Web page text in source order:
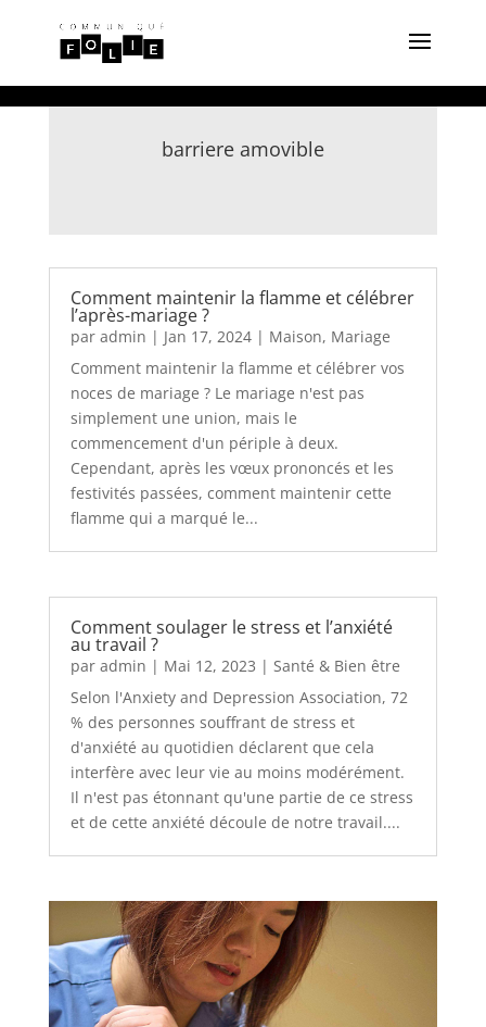
barriere amovible
Comment maintenir la flamme et célébrer
l’après-mariage ?
par admin | Jan 17, 2024| Maison, Mariage
Comment maintenir la flamme et célébrer vos
noces de mariage ? Le mariage n'est pas
simplement une union, mais le
commencement d'un périple à deux.
Cependant, après les vœux prononcés et les
festivités passées, comment maintenir cette
flamme qui a marqué le...
Comment soulager le stress et l’anxiété
au travail ?
par admin | Mai 12, 2023 | Santé & Bien être
Selon l'Anxiety and Depression Association, 72
% des personnes souffrant de stress et
d'anxiété au quotidien déclarent que cela
interfère avec leur vie au moins modérément.
Il n'est pas étonnant qu'une partie de ce stress
et de cette anxiété découle de notre travail....